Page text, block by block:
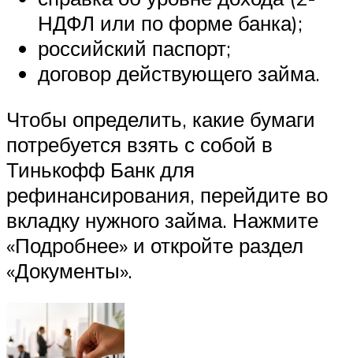
НДФЛ или по форме банка);
российский паспорт;
договор действующего займа.
Чтобы определить, какие бумаги
потребуется взять с собой в
Тинькофф Банк для
рефинансирования, перейдите во
вкладку нужного займа. Нажмите
«Подробнее» и откройте раздел
«Документы».